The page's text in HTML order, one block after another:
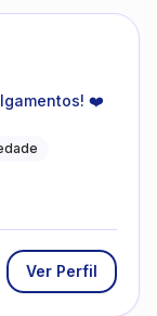
❤️
Ver Perfil